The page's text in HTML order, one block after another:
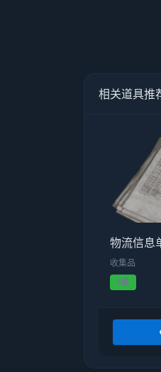
相关道具推
物流信息
收集品
1级